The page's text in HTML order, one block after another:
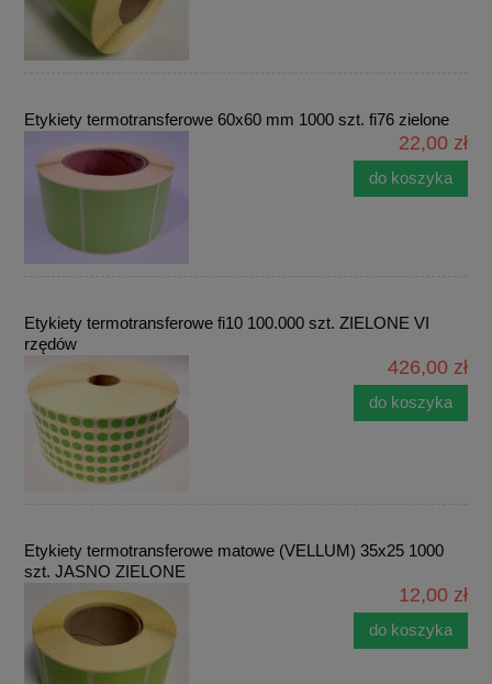
Etykiety termotransferowe 60x60 mm 1000 szt. fi76 zielone
22,00 zł
do koszyka
Etykiety termotransferowe fi10 100.000 szt. ZIELONE VI
rzędów
426,00 zł
do koszyka
Etykiety termotransferowe matowe (VELLUM) 35x25 1000
szt. JASNO ZIELONE
12,00 zł
do koszyka